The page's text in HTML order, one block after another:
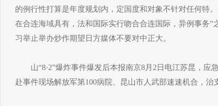
的例行性打算是年度规划内，定国度和对象不针对任何特
在合连海域具有，法和国际实行吻合合连国际，异例事务”
习举止举办炒作期望日方媒体不要对中正大。
山“8·2”爆炸事件爆发后本报南京8月2日电江苏昆，应
赴事件现场解放军第100病院、昆山市人武部速速机合，治